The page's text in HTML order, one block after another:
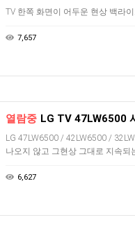
TV 한쪽 화면이 어두운 현상 백라
7,657
열람중 LG TV 47LW6500
LG 47LW6500 / 42LW6500 /
나오지 않고 그현상 그대로 지속
6,627